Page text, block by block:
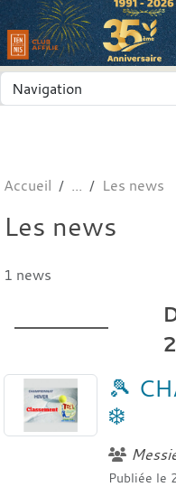
Accueil Les news
Les news
1 news
🎾
❄️
Publiée le
Panneau de gestion des